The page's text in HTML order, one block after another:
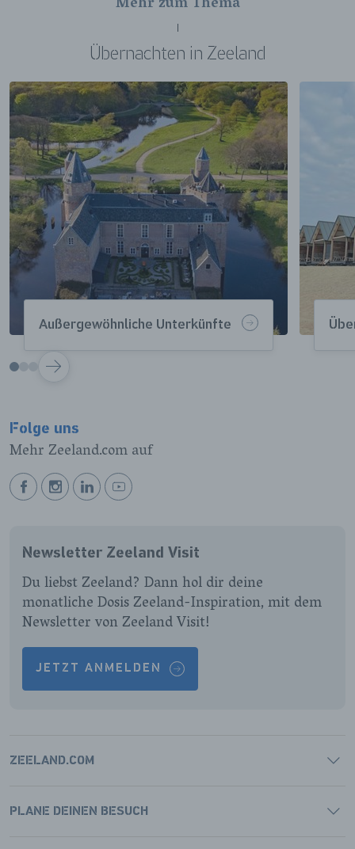
Übernachten in Zeeland
Außergewöhnliche Unterkünfte
VOLGENDE
Folge uns
Mehr Zeeland.com auf
BEKIJK
PAGINA
BEKIJK
PAGINA
BEKIJK
PAGINA
BEKIJK
PAGINA
Newsletter Zeeland Visit
Du liebst Zeeland? Dann hol dir deine
monatliche Dosis Zeeland-Inspiration, mit dem
Newsletter von Zeeland Visit!
JETZT ANMELDEN
ZEELAND.COM
PLANE DEINEN BESUCH